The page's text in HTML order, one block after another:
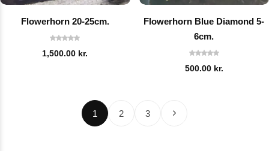
Flowerhorn 20-25cm.
1,500.00 kr.
Flowerhorn Blue Diamond 5-
6cm.
500.00 kr.
1 2 3